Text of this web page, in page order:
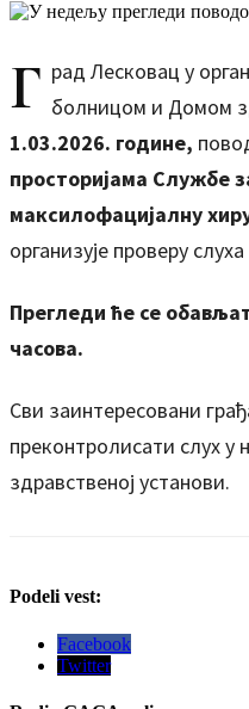
Г рад Лесковац у
болницом и Домом
1.03.2026. године,
просторијама Службе
максилофацијалну
организује проверу
Прегледи ће се
часова.
Сви заинтересовани
преконтролисати слух у
здравственој установи.
Podeli vest:
Facebook
Twitter